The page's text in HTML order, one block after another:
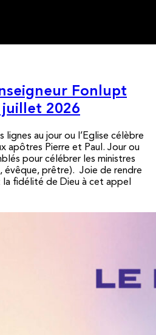
Fonlupt
2026
lignes au jour ou l’Eglise célèbre
apôtres Pierre et Paul. Jour ou
pour célébrer les ministres
évêque, prêtre). Joie de rendre
fidélité de Dieu à cet appel